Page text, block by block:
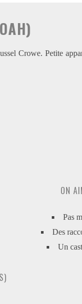
Crowe. Petite
ON
Pas
Des
Un